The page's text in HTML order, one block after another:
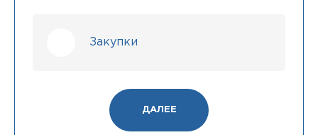
Закупки
ДАЛЕЕ